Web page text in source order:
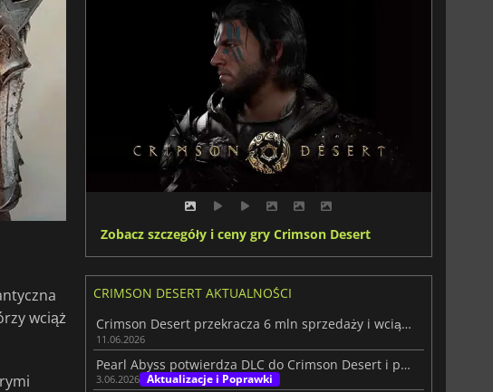
wciąż
Zobacz szczegóły i ceny gry Crimson Desert
CRIMSON DESERT AKTUALNOŚCI
Crimson Desert przekracza 6 mln sprzedaży i wciąż rozwija skrzydła
11.06.2026
Pearl Abyss potwierdza DLC do Crimson Desert i przyszłą zawartość
3.06.2026 Aktualizacje i Poprawki